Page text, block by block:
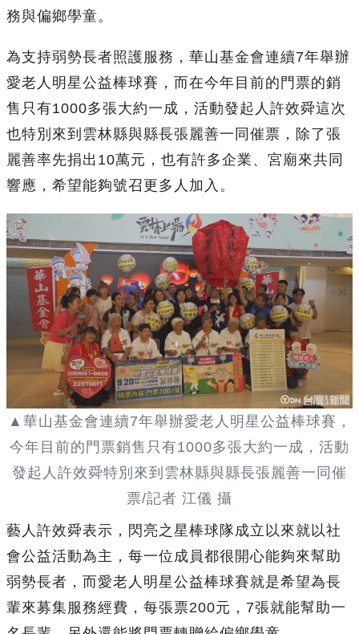
務與偏鄉學童。
為支持弱勢長者照護服務，華山基金會連續7年舉辦
愛老人明星公益棒球賽，而在今年目前的門票的銷
售只有1000多張大約一成，活動發起人許效舜這次
也特別來到雲林縣與縣長張麗善一同催票，除了張
麗善率先捐出10萬元，也有許多企業、宮廟來共同
響應，希望能夠號召更多人加入。
▲華山基金會連續7年舉辦愛老人明星公益棒球賽，
今年目前的門票銷售只有1000多張大約一成，活動
發起人許效舜特別來到雲林縣與縣長張麗善一同催
票/記者 江儀 攝
藝人許效舜表示，閃亮之星棒球隊成立以來就以社
會公益活動為主，每一位成員都很開心能夠來幫助
弱勢長者，而愛老人明星公益棒球賽就是希望為長
輩來募集服務經費，每張票200元，7張就能幫助一